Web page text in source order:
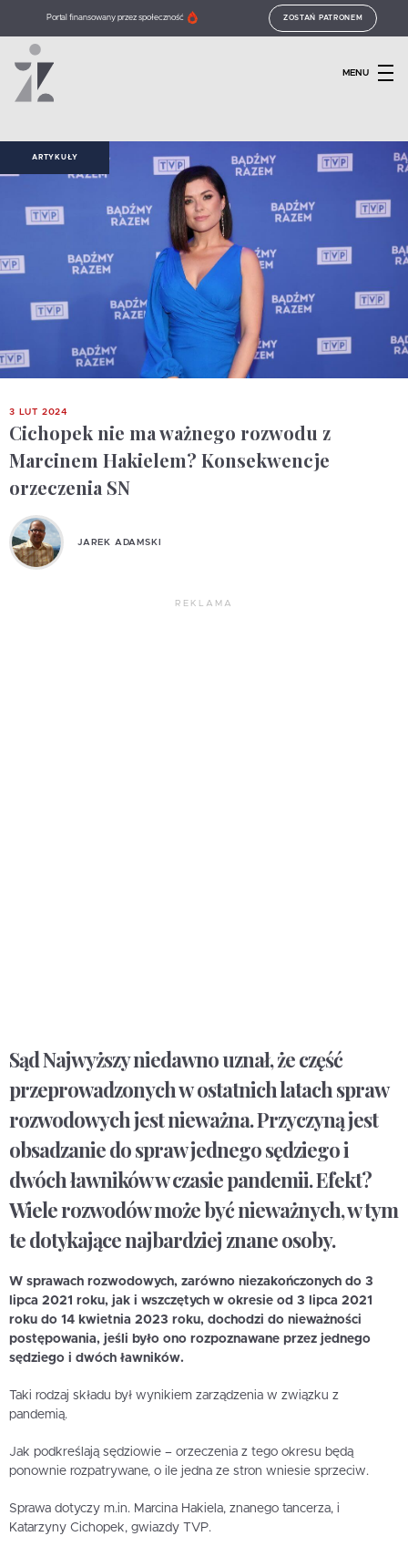
Portal finansowany przez społeczność ZOSTAŃ PATRONEM
MENU
ARTYKUŁY
3 LUT 2024
Cichopek nie ma ważnego rozwodu z
Marcinem Hakielem? Konsekwencje
orzeczenia SN
JAREK ADAMSKI
REKLAMA
Sąd Najwyższy niedawno uznał, że część
przeprowadzonych w ostatnich latach spraw
rozwodowychjest nieważna. Przyczyną jest
obsadzanie do spraw jednego sędziego i
dwóch ławników w czasie pandemii. Efekt?
Wiele rozwodów może być nieważnych, w tym
te dotykające najbardziej znane osoby.
W sprawach rozwodowych, zarówno niezakończonych do 3
lipca 2021 roku, jak i wszczętych w okresie od 3 lipca 2021
roku do 14 kwietnia 2023 roku, dochodzi do nieważności
postępowania, jeśli było ono rozpoznawane przez jednego
sędziego i dwóch ławników.
Taki rodzaj składu był wynikiem zarządzenia w związku z
pandemią.
Jak podkreślają sędziowie – orzeczenia z tego okresu będą
ponownie rozpatrywane, o ile jedna ze stron wniesie sprzeciw.
Sprawa dotyczy m.in. Marcina Hakiela, znanego tancerza, i
Katarzyny Cichopek, gwiazdy TVP.